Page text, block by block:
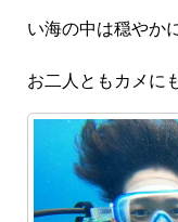
い海の中は穏やか
お二人ともカメに